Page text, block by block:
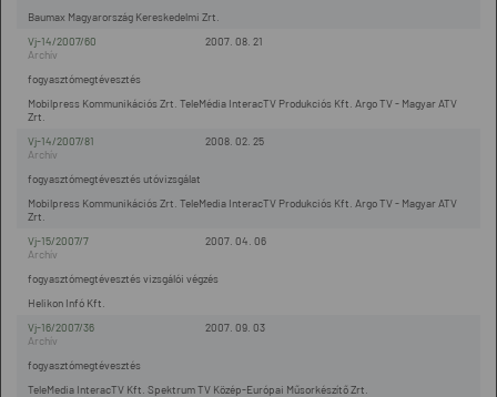
Baumax Magyarország Kereskedelmi Zrt.
2007. 08. 21
Vj-14/2007/60
Mobilpress Kommunikációs Zrt. TeleMédia InteracTV Produkciós Kft. Argo TV - Magyar ATV
Zrt.
fogyasztómegtévesztés
2008. 02. 25
Vj-14/2007/81
Mobilpress Kommunikációs Zrt. TeleMedia InteracTV Produkciós Kft. Argo TV - Magyar ATV
Zrt.
fogyasztómegtévesztés utóvizsgálat
2007. 04. 06
Vj-15/2007/7
Helikon Infó Kft.
fogyasztómegtévesztés vizsgálói végzés
2007. 09. 03
Vj-16/2007/36
TeleMedia InteracTV Kft. Spektrum TV Közép-Európai Műsorkészítő Zrt.
fogyasztómegtévesztés